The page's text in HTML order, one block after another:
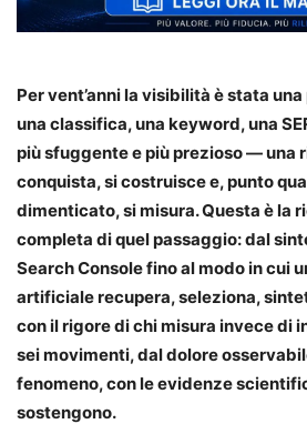
Per vent’anni la visibilità è stata
una classifica, una keyword, una
più sfuggente e più prezioso — una
conquista, si costruisce e, punto
dimenticato, si misura. Questa è la
completa di quel passaggio: dal
Search Console fino al modo in cui
artificiale recupera, seleziona,
con il rigore di chi misura invece di
sei movimenti, dal dolore
fenomeno, con le evidenze
sostengono.